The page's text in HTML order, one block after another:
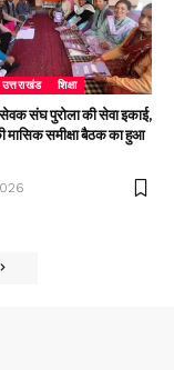
उत्तराखंड शिक्षा
संघ पुरोला की सेवा इकाई,
मासिक समीक्षा बैठक का हुआ